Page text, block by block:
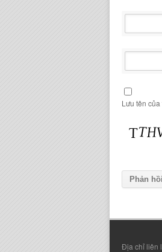
Lưu tên
Địa chỉ liên